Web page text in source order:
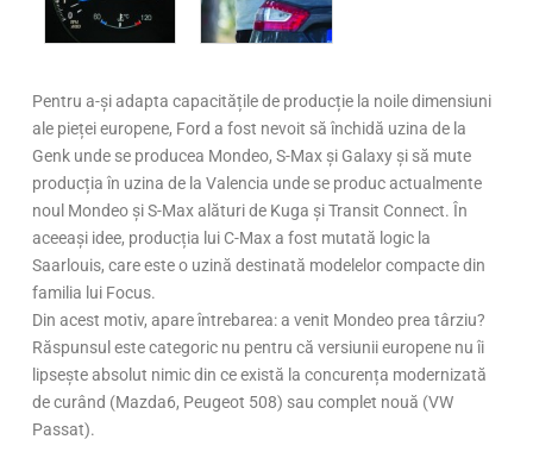
Pentru a-și adapta capacitățile de producție la noile dimensiuni
ale pieței europene, Ford a fost nevoit să închidă uzina de la
Genk unde se producea Mondeo, S-Max și Galaxy și să mute
producția în uzina de la Valencia unde se produc actualmente
noul Mondeo și S-Max alături de Kuga și Transit Connect. În
aceeași idee, producția lui C-Max a fost mutată logic la
Saarlouis, care este o uzină destinată modelelor compacte din
familia lui Focus.
Din acest motiv, apare întrebarea: a venit Mondeo prea târziu?
Răspunsul este categoric nu pentru că versiunii europene nu îi
lipsește absolut nimic din ce există la concurența modernizată
de curând (Mazda6, Peugeot 508) sau complet nouă (VW
Passat).